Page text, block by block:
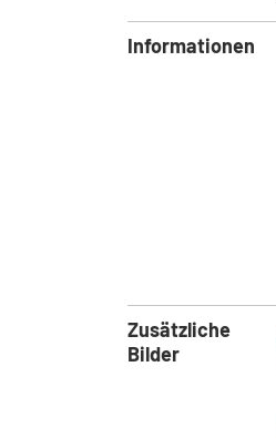
Informationen
Zusätzliche
Bilder